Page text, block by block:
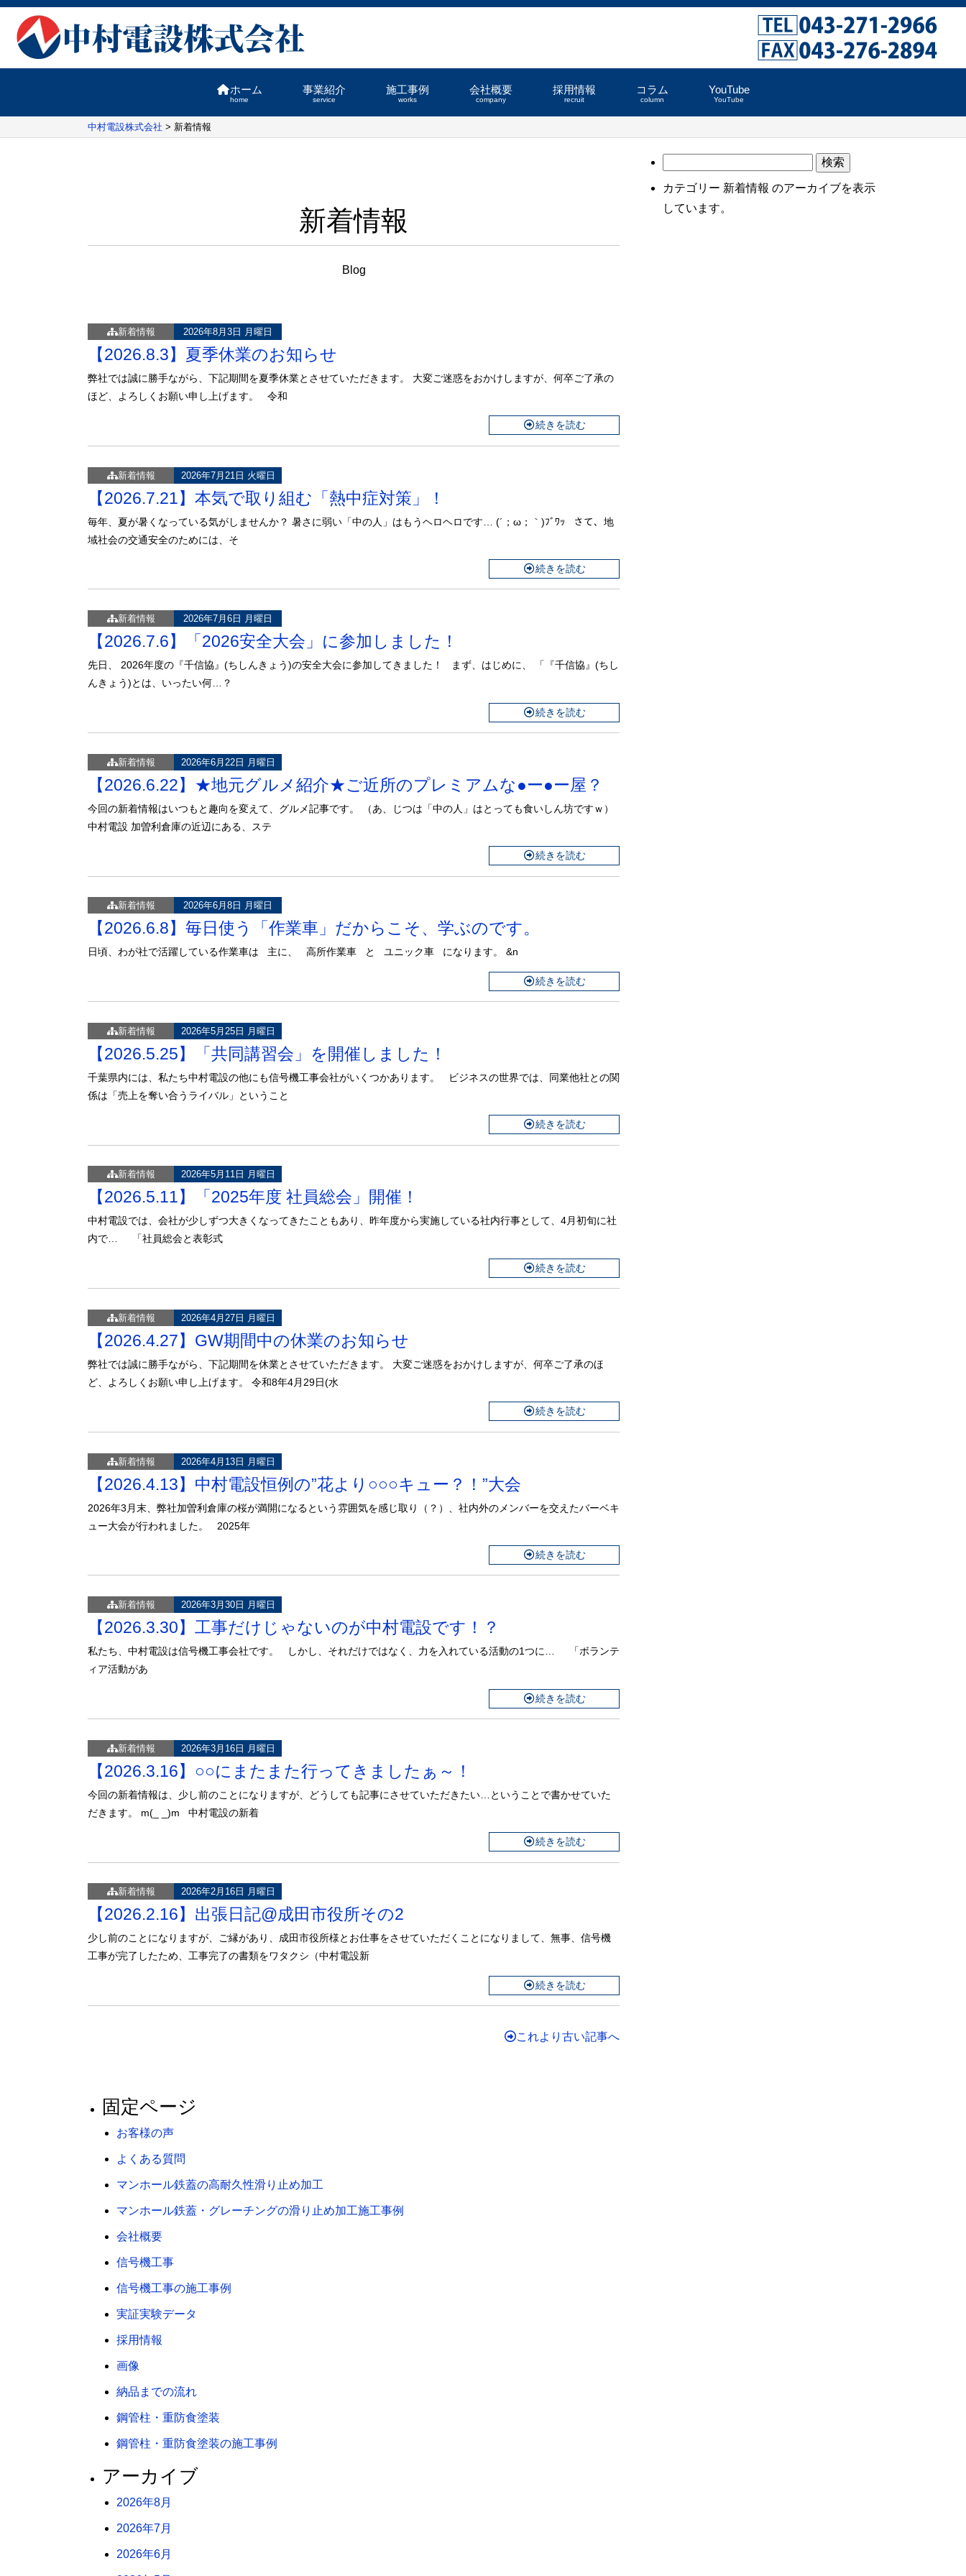
ホーム
home
事業紹介
service
施工事例
works
会社概要
company
採用情報
recruit
コラム
column
YouTube
YouTube
中村電設株式会社 > 新着情報
新着情報
Blog
新着情報 2026年8月3日 月曜日
【2026.8.3】夏季休業のお知らせ
弊社では誠に勝手ながら、下記期間を夏季休業とさせていただきます。 大変ご迷惑をおかけしますが、何卒ご了承の
ほど、よろしくお願い申し上げます。 令和
続きを読む
新着情報 2026年7月21日 火曜日
【2026.7.21】本気で取り組む「熱中症対策」！
毎年、夏が暑くなっている気がしませんか？ 暑さに弱い「中の人」はもうヘロヘロです… (´；ω；｀)ﾌﾞﾜｯ さて、地
域社会の交通安全のためには、そ
続きを読む
新着情報 2026年7月6日 月曜日
【2026.7.6】「2026安全大会」に参加しました！
先日、 2026年度の『千信協』(ちしんきょう)の安全大会に参加してきました！ まず、はじめに、 「『千信協』(ちし
んきょう)とは、いったい何…？
続きを読む
新着情報 2026年6月22日 月曜日
【2026.6.22】★地元グルメ紹介★ご近所のプレミアムな●ー●ー屋？
今回の新着情報はいつもと趣向を変えて、グルメ記事です。 （あ、じつは「中の人」はとっても食いしん坊ですｗ）
中村電設 加曽利倉庫の近辺にある、ステ
続きを読む
新着情報 2026年6月8日 月曜日
【2026.6.8】毎日使う「作業車」だからこそ、学ぶのです。
日頃、わが社で活躍している作業車は 主に、 高所作業車 と ユニック車 になります。 &n
続きを読む
新着情報 2026年5月25日 月曜日
【2026.5.25】「共同講習会」を開催しました！
千葉県内には、私たち中村電設の他にも信号機工事会社がいくつかあります。 ビジネスの世界では、同業他社との関
係は「売上を奪い合うライバル」ということ
続きを読む
新着情報 2026年5月11日 月曜日
【2026.5.11】「2025年度 社員総会」開催！
中村電設では、会社が少しずつ大きくなってきたこともあり、昨年度から実施している社内行事として、4月初旬に社
内で… 「社員総会と表彰式
続きを読む
新着情報 2026年4月27日 月曜日
【2026.4.27】GW期間中の休業のお知らせ
弊社では誠に勝手ながら、下記期間を休業とさせていただきます。 大変ご迷惑をおかけしますが、何卒ご了承のほ
ど、よろしくお願い申し上げます。 令和8年4月29日(水
続きを読む
新着情報 2026年4月13日 月曜日
【2026.4.13】中村電設恒例の”花より○○○キュー？！”大会
2026年3月末、弊社加曽利倉庫の桜が満開になるという雰囲気を感じ取り（？）、社内外のメンバーを交えたバーベキ
ュー大会が行われました。 2025年
続きを読む
新着情報 2026年3月30日 月曜日
【2026.3.30】工事だけじゃないのが中村電設です！？
私たち、中村電設は信号機工事会社です。 しかし、それだけではなく、力を入れている活動の1つに… 「ボランテ
ィア活動があ
続きを読む
新着情報 2026年3月16日 月曜日
【2026.3.16】○○にまたまた行ってきましたぁ～！
今回の新着情報は、少し前のことになりますが、どうしても記事にさせていただきたい…ということで書かせていた
だきます。 m(_ _)m 中村電設の新着
続きを読む
新着情報 2026年2月16日 月曜日
【2026.2.16】出張日記@成田市役所その2
少し前のことになりますが、ご縁があり、成田市役所様とお仕事をさせていただくことになりまして、無事、信号機
工事が完了したため、工事完了の書類をワタクシ（中村電設新
続きを読む
これより古い記事へ
索:
カテゴリー 新着情報 のアーカイブを表示
しています。
固定ページ
お客様の声
よくある質問
マンホール鉄蓋の高耐久性滑り止め加工
マンホール鉄蓋・グレーチングの滑り止め加工施工事例
会社概要
信号機工事
信号機工事の施工事例
実証実験データ
採用情報
画像
納品までの流れ
鋼管柱・重防食塗装
鋼管柱・重防食塗装の施工事例
アーカイブ
2026年8月
2026年7月
2026年6月